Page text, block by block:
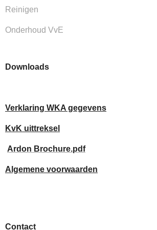
Reinigen
Onderhoud VvE
Downloads
Verklaring WKA gegevens
KvK uittreksel
Ardon Brochure.pdf
Algemene voorwaarden
Contact